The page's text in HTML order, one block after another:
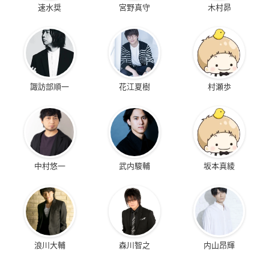
速水奨 宮野真守 木村昴
諏訪部順一 花江夏樹 村瀬歩
中村悠一 武内駿輔 坂本真綾
浪川大輔 森川智之 内山昂輝